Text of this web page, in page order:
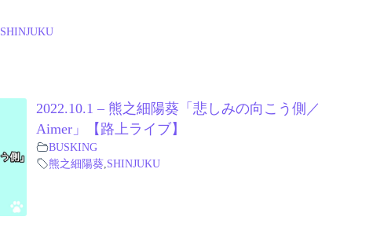
SHINJUKU
2022.10.1 – 熊之細陽葵「悲しみの向こう側／
Aimer」【路上ライブ】
BUSKING
熊之細陽葵 SHINJUKU